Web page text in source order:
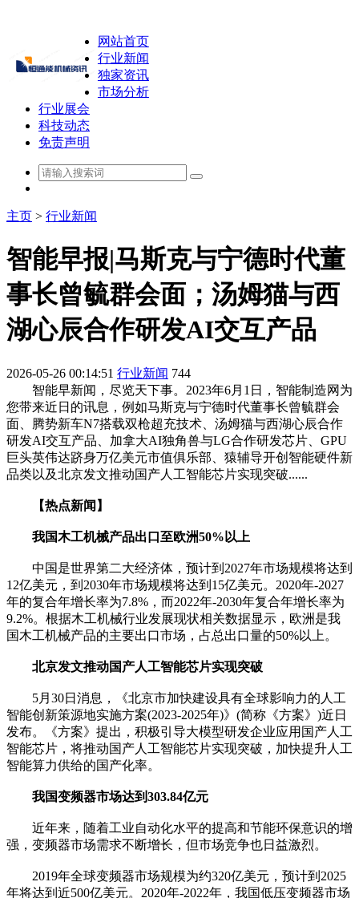
网站首页
行业新闻
独家资讯
市场分析
行业展会
科技动态
免责声明
主页 > 行业新闻
智能早报|马斯克与宁德时代董
事长曾毓群会面；汤姆猫与西
湖心辰合作研发AI交互产品
2026-05-26 00:14:51 行业新闻 744
智能早新闻，尽览天下事。2023年6月1日，智能制造网为
您带来近日的讯息，例如马斯克与宁德时代董事长曾毓群会
面、腾势新车N7搭载双枪超充技术、汤姆猫与西湖心辰合作
研发AI交互产品、加拿大AI独角兽与LG合作研发芯片、GPU
巨头英伟达跻身万亿美元市值俱乐部、猿辅导开创智能硬件新
品类以及北京发文推动国产人工智能芯片实现突破......
【热点新闻】
我国木工机械产品出口至欧洲50%以上
中国是世界第二大经济体，预计到2027年市场规模将达到
12亿美元，到2030年市场规模将达到15亿美元。2020年-2027
年的复合年增长率为7.8%，而2022年-2030年复合年增长率为
9.2%。根据木工机械行业发展现状相关数据显示，欧洲是我
国木工机械产品的主要出口市场，占总出口量的50%以上。
北京发文推动国产人工智能芯片实现突破
5月30日消息，《北京市加快建设具有全球影响力的人工
智能创新策源地实施方案(2023-2025年)》(简称《方案》)近日
发布。《方案》提出，积极引导大模型研发企业应用国产人工
智能芯片，将推动国产人工智能芯片实现突破，加快提升人工
智能算力供给的国产化率。
我国变频器市场达到303.84亿元
近年来，随着工业自动化水平的提高和节能环保意识的增
强，变频器市场需求不断增长，但市场竞争也日益激烈。
2019年全球变频器市场规模为约320亿美元，预计到2025
年将达到近500亿美元。2020年-2022年，我国低压变频器市场